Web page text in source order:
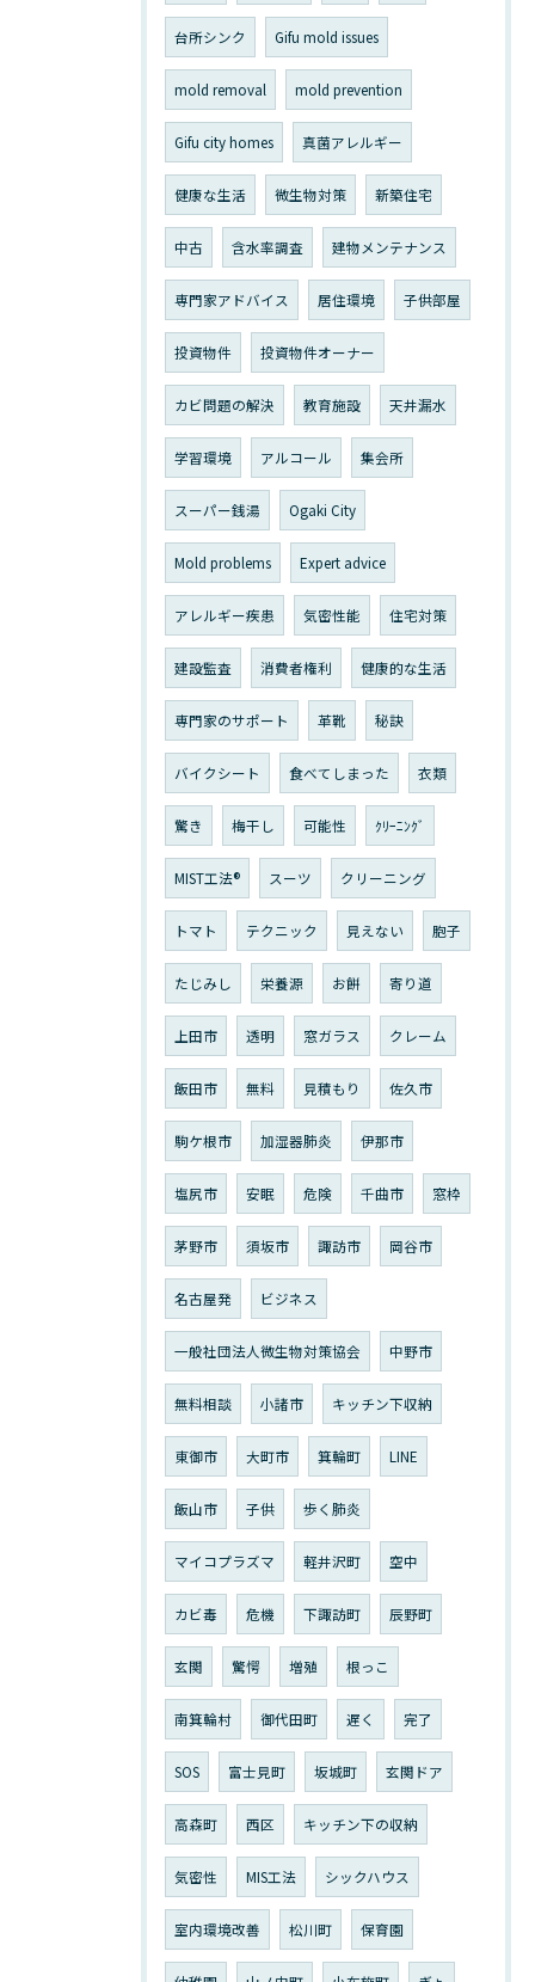
台所シンク Gifu mold issues
mold removal mold prevention
Gifu city homes 真菌アレルギー
健康な生活 微生物対策 新築住宅
中古 含水率調査 建物メンテナンス
専門家アドバイス 居住環境 子供部屋
投資物件 投資物件オーナー
カビ問題の解決 教育施設 天井漏水
学習環境 アルコール 集会所
スーパー銭湯 Ogaki City
Mold problems Expert advice
アレルギー疾患 気密性能 住宅対策
建設監査 消費者権利 健康的な生活
専門家のサポート 革靴 秘訣
バイクシート 食べてしまった 衣類
驚き 梅干し 可能性 ｸﾘｰﾆﾝｸﾞ
MIST工法® スーツ クリーニング
トマト テクニック 見えない 胞子
たじみし 栄養源 お餅 寄り道
上田市 透明 窓ガラス クレーム
飯田市 無料 見積もり 佐久市
駒ケ根市 加湿器肺炎 伊那市
塩尻市 安眠 危険 千曲市 窓枠
茅野市 須坂市 諏訪市 岡谷市
名古屋発 ビジネス
一般社団法人微生物対策協会 中野市
無料相談 小諸市 キッチン下収納
東御市 大町市 箕輪町 LINE
飯山市 子供 歩く肺炎
マイコプラズマ 軽井沢町 空中
カビ毒 危機 下諏訪町 辰野町
玄関 驚愕 増殖 根っこ
南箕輪村 御代田町 遅く 完了
SOS 富士見町 坂城町 玄関ドア
高森町 西区 キッチン下の収納
気密性 MIS工法 シックハウス
室内環境改善 松川町 保育園